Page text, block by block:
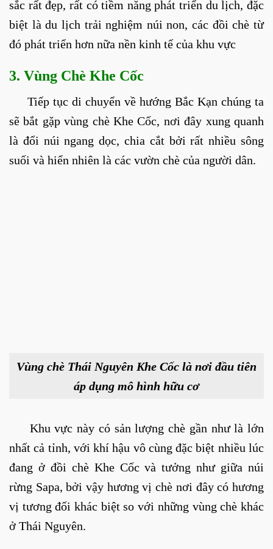
sắc rất đẹp, rất có tiềm năng phát triển du lịch, đặc
biệt là du lịch trải nghiệm núi non, các đồi chè từ
đó phát triển hơn nữa nền kinh tế của khu vực
3. Vùng Chè Khe Cốc
Tiếp tục di chuyển về hướng Bắc Kạn chúng ta
sẽ bắt gặp vùng chè Khe Cốc, nơi đây xung quanh
là đổi núi ngang dọc, chia cắt bởi rất nhiều sông
suối và hiển nhiên là các vườn chè của người dân.
Vùng chè Thái Nguyên Khe Cốc là nơi đầu tiên
áp dụng mô hình hữu cơ
Khu vực này có sản lượng chè gần như là lớn
nhất cả tỉnh, với khí hậu vô cùng đặc biệt nhiều lúc
đang ở đồi chè Khe Cốc và tưởng như giữa núi
rừng Sapa, bởi vậy hương vị chè nơi đây có hương
vị tương đối khác biệt so với những vùng chè khác
ở Thái Nguyên.